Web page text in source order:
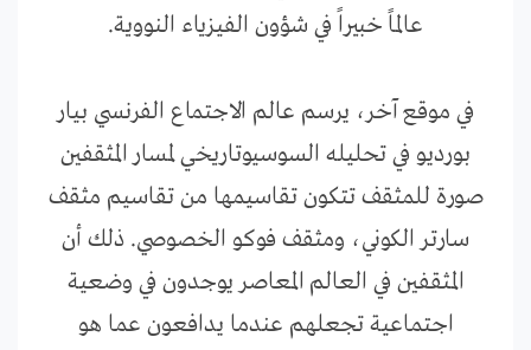
عالماً خبيراً في شؤون الفيزياء النووية.
في موقع آخر، يرسم عالم الاجتماع الفرنسي بيار
بورديو في تحليله السوسيوتاريخي لمسار المثقفين
صورة للمثقف تتكون تقاسيمها من تقاسيم مثقف
سارتر الكوني، ومثقف فوكو الخصوصي. ذلك أن
المثقفين في العالم المعاصر يوجدون في وضعية
اجتماعية تجعلهم عندما يدافعون عما هو